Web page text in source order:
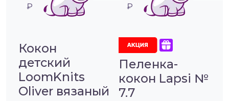
₽
₽
Кокон
детский
LoomKnits
Oliver вязаный
Пеленка-
кокон Lapsi №
7.7